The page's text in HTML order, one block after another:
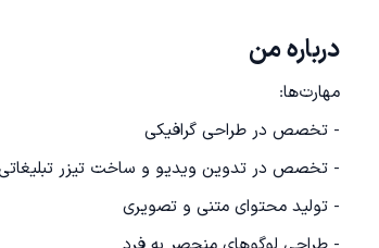
درباره من